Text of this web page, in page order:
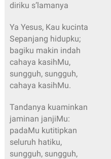
diriku s’lamanya
Ya Yesus, Kau kucinta
Sepanjang hidupku;
bagiku makin indah
cahaya kasihMu,
sungguh, sungguh,
cahaya kasihMu.
Tandanya kuaminkan
jaminan janjiMu:
padaMu kutitipkan
seluruh hatiku,
sungguh, sungguh,